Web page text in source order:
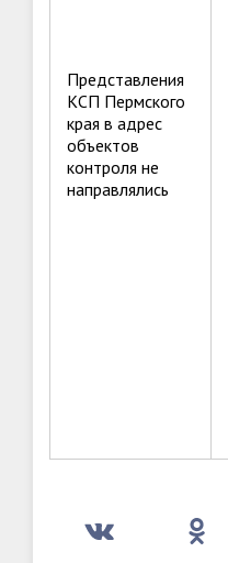
Представления
КСП Пермского
края в адрес
объектов
контроля не
направлялись